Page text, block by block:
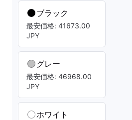
ブラック
最安価格: 41673.00
JPY
グレー
最安価格: 46968.00
JPY
ホワイト